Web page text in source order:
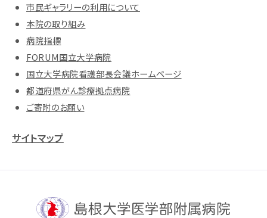
市民ギャラリーの利用について
本院の取り組み
病院指標
FORUM国立大学病院
国立大学病院看護部長会議ホームページ
都道府県がん診療拠点病院
ご寄附のお願い
サイトマップ